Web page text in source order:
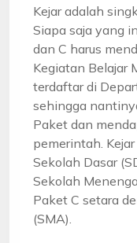
Kejar adalah
Siapa saja yang
dan C harus
Kegiatan Belajar
terdaftar di
sehingga
Paket dan
pemerintah.
Sekolah Dasar
Sekolah
Paket C setara
(SMA).